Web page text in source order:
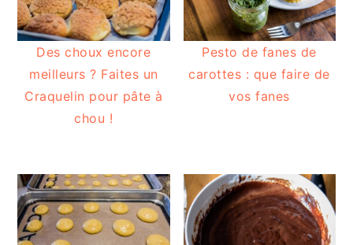
Des choux encore
meilleurs ? Faites un
Craquelin pour pâte à
chou !
Pesto de fanes de
carottes : que faire de
vos fanes